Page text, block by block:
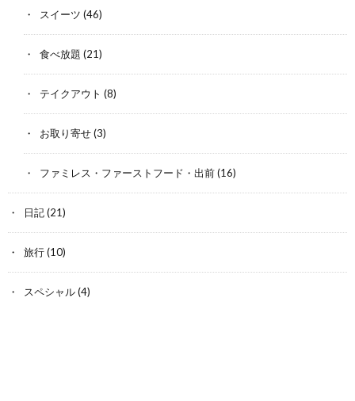
スイーツ (46)
食べ放題 (21)
テイクアウト (8)
お取り寄せ(3)
ファミレス・ファーストフード・出前(16)
日記(21)
旅行(10)
スペシャル(4)